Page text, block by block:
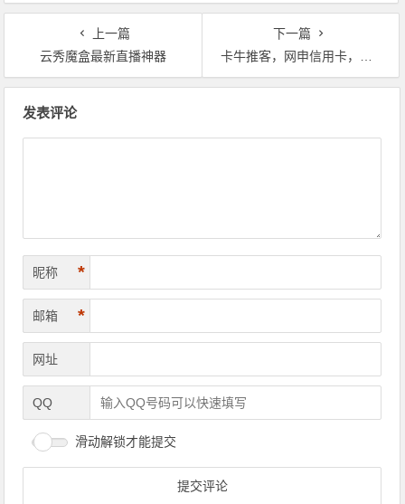
上一篇
云秀魔盒最新直播神器
下一篇
卡牛推客，网申信用卡，信用贷款
发表评论
昵称 *
邮箱 *
网址
QQ
滑动解锁才能提交